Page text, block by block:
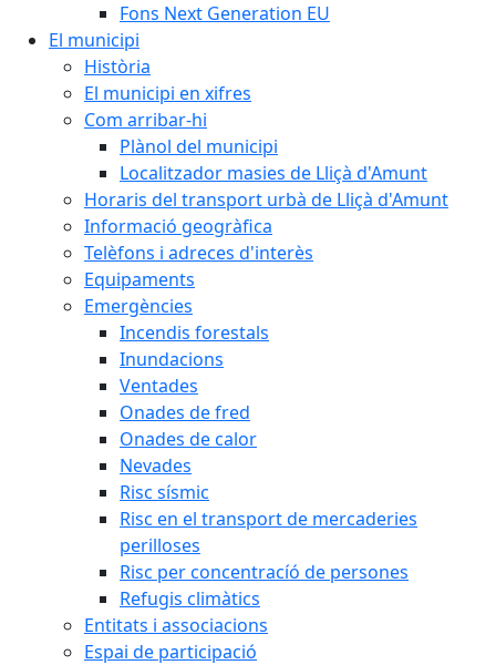
Fons Next Generation EU
El municipi
Història
El municipi en xifres
Com arribar-hi
Plànol del municipi
Localitzador masies de Lliçà d'Amunt
Horaris del transport urbà de Lliçà d'Amunt
Informació geogràfica
Telèfons i adreces d'interès
Equipaments
Emergències
Incendis forestals
Inundacions
Ventades
Onades de fred
Onades de calor
Nevades
Risc sísmic
Risc en el transport de mercaderies
perilloses
Risc per concentracíó de persones
Refugis climàtics
Entitats i associacions
Espai de participació